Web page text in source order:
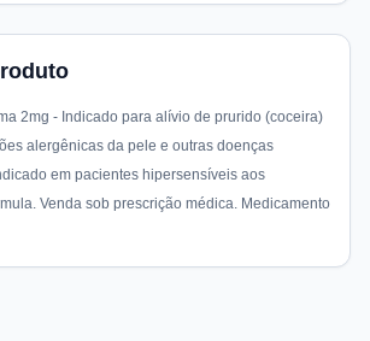
2mg - Indicado para alívio de prurido (coceira)
alergênicas da pele e outras doenças
em pacientes hipersensíveis aos
Venda sob prescrição médica. Medicamento